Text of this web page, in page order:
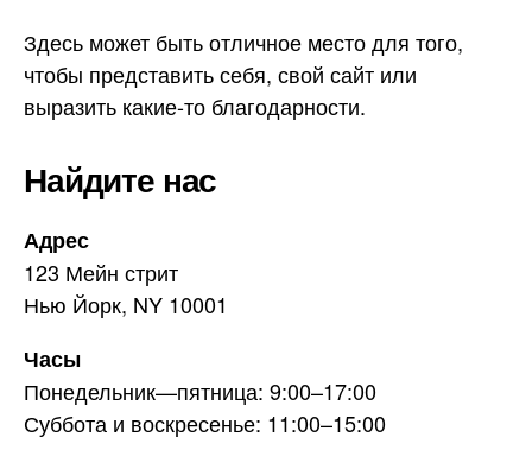
Здесь может быть отличное место для того,
чтобы представить себя, свой сайт или
выразить какие-то благодарности.
Найдите нас
Адрес
123 Мейн стрит
Нью Йорк, NY 10001
Часы
Понедельник—пятница: 9:00–17:00
Суббота и воскресенье: 11:00–15:00